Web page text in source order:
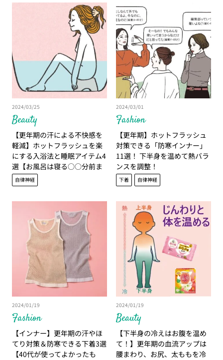
Beauty
2024/03/25
【更年期の汗による不快感を
軽減】ホットフラッシュを楽
にする入浴法と睡眠アイテム4
選【お風呂は寝る○○分前ま
でに！】
自律神経
Fashion
2024/03/01
【更年期】ホットフラッシュ
対策できる「防寒インナー」
11選！ 下半身を温めて熱バラ
ンスを調整！
下着 自律神経
Fashion
2024/01/19
【インナー】更年期の汗やほ
てり対策＆防寒できる下着3選
【40代が使ってよかったも
Beauty
2024/01/19
【下半身の冷えはお腹を温め
て！】更年期の血流アップは
腰まわり、お尻、太ももを冷